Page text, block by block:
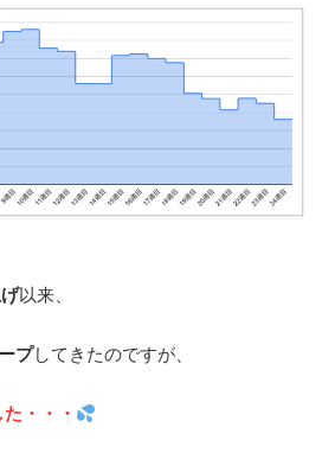
以来、
プしてきたのですが、
・・・